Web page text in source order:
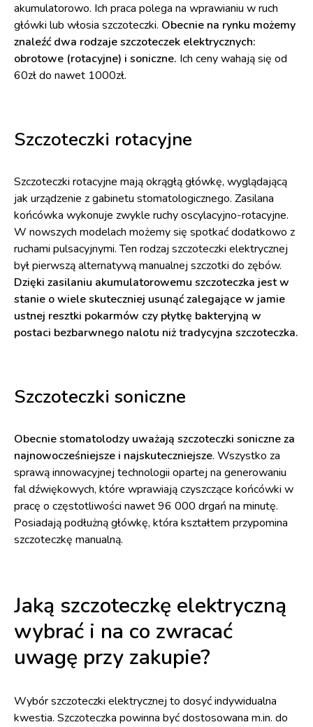
akumulatorowo. Ich praca polega na wprawianiu w ruch
główki lub włosia szczoteczki. Obecnie na rynku możemy
znaleźć dwa rodzaje szczoteczek elektrycznych:
obrotowe (rotacyjne) i soniczne. Ich ceny wahają się od
60zł do nawet 1000zł.
Szczoteczki rotacyjne
Szczoteczki rotacyjne mają okrągłą główkę, wyglądającą
jak urządzenie z gabinetu stomatologicznego. Zasilana
końcówka wykonuje zwykle ruchy oscylacyjno-rotacyjne.
W nowszych modelach możemy się spotkać dodatkowo z
ruchami pulsacyjnymi. Ten rodzaj szczoteczki elektrycznej
był pierwszą alternatywą manualnej szczotki do zębów.
Dzięki zasilaniu akumulatorowemu szczoteczka jest w
stanie o wiele skuteczniej usunąć zalegające w jamie
ustnej resztki pokarmów czy płytkę bakteryjną w
postaci bezbarwnego nalotu niż tradycyjna szczoteczka.
Szczoteczki soniczne
Obecnie stomatolodzy uważają szczoteczki soniczne za
najnowocześniejsze i najskuteczniejsze. Wszystko za
sprawą innowacyjnej technologii opartej na generowaniu
fal dźwiękowych, które wprawiają czyszczące końcówki w
pracę o częstotliwości nawet 96 000 drgań na minutę.
Posiadają podłużną główkę, która kształtem przypomina
szczoteczkę manualną.
Jaką szczoteczkę elektryczną
wybrać i na co zwracać
uwagę przy zakupie?
Wybór szczoteczki elektrycznej to dosyć indywidualna
kwestia. Szczoteczka powinna być dostosowana m.in. do